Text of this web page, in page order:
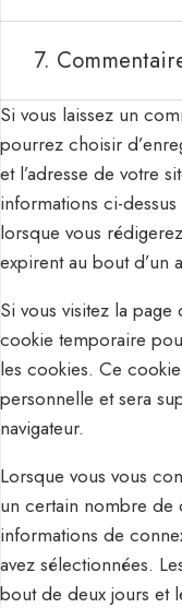
7.
Si vous laissez un
pourrez choisir
et l’adresse de votre
informations ci-
lorsque vous
expirent au bout d’un
Si vous visitez la
cookie temporaire
les cookies. Ce
personnelle et sera
navigateur.
Lorsque vous vous
un certain nombre de
informations de
avez sélectionnées.
bout de deux jours et